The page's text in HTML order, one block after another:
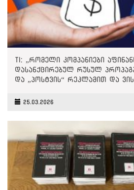
TI: „რომელი კომპანიები
დასანქცირებულ რუსულ
და „პოსტვის“ რეკლამით და ვის
25.03.2026